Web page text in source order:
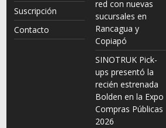
Suscripción
Contacto
red con nuevas
sucursales en
Rancagua y
Copiapó
SINOTRUK Pick-
ups presentó la
recién estrenada
Bolden en la Expo
Compras Públicas
2026